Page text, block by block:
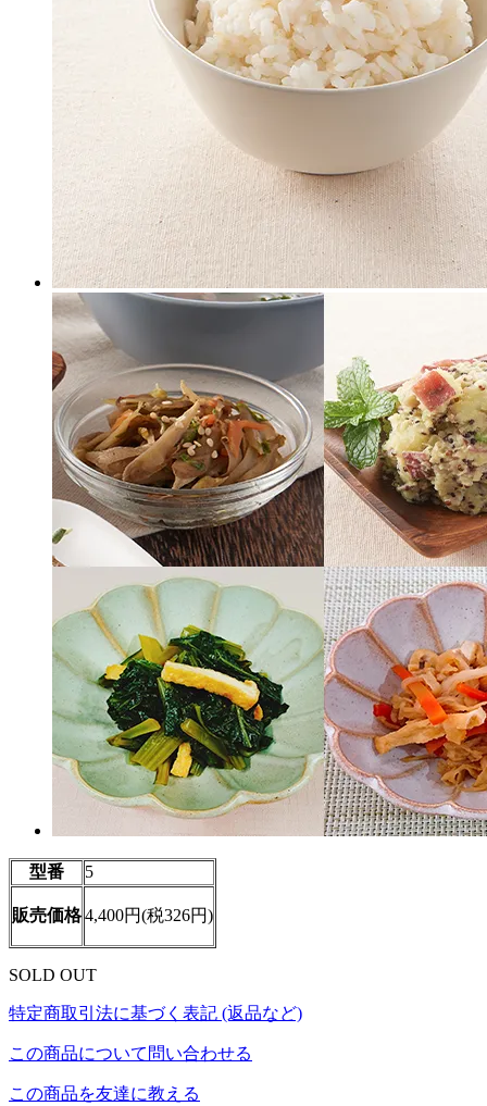
型番 5
販売価格4,400円(税326円)
SOLD OUT
特定商取引法に基づく表記 (返品など)
この商品について問い合わせる
この商品を友達に教える